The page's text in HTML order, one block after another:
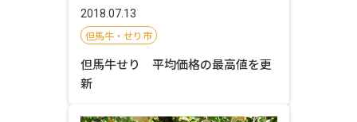
2018.07.13
但馬牛・せり市
但馬牛せり 平均価格の最高値を更
新